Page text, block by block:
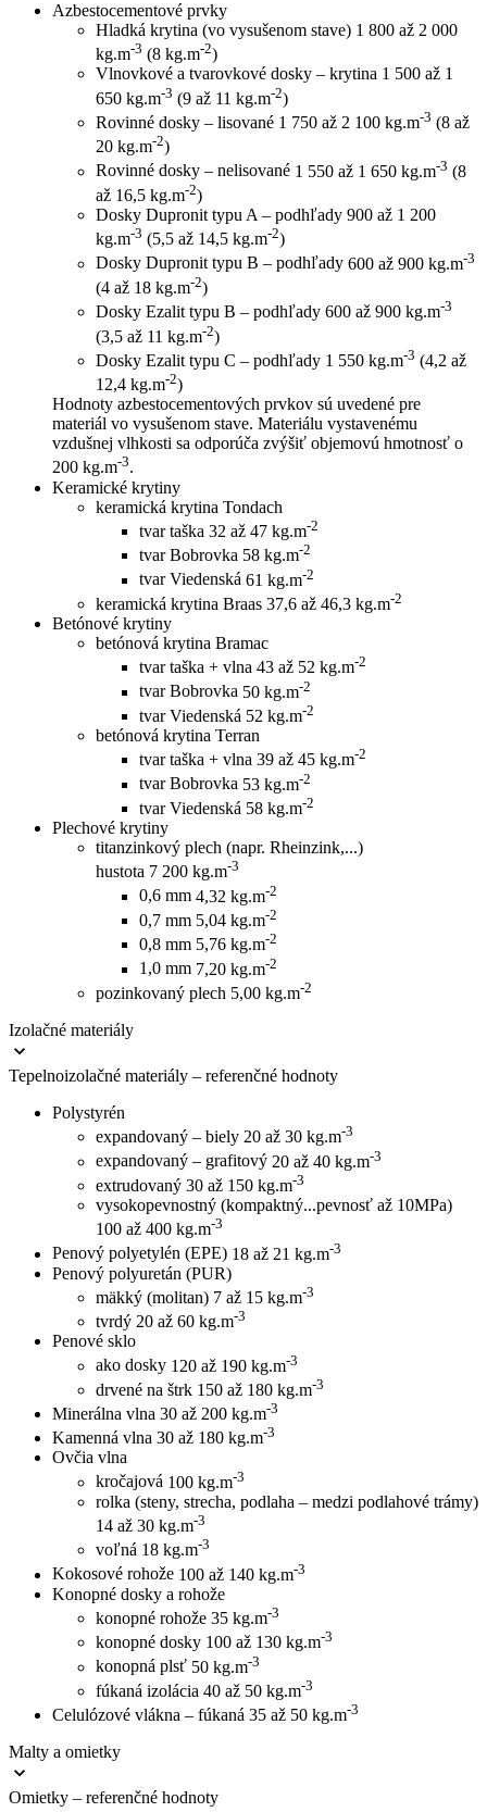
Azbestocementové prvky
Hladká krytina (vo vysušenom stave) 1 800 až 2 000
kg.m-3 (8 kg.m-2)
Vlnovkové a tvarovkové dosky – krytina 1 500 až 1
650 kg.m-3 (9 až 11 kg.m-2)
Rovinné dosky – lisované 1 750 až 2 100 kg.m-3 (8 až
20 kg.m-2)
Rovinné dosky – nelisované 1 550 až 1 650 kg.m-3 (8
až 16,5 kg.m-2)
Dosky Dupronit typu A – podhľady 900 až 1 200
kg.m-3 (5,5 až 14,5 kg.m-2)
Dosky Dupronit typu B – podhľady 600 až 900 kg.m-3
(4 až 18 kg.m-2)
Dosky Ezalit typu B – podhľady 600 až 900 kg.m-3
(3,5 až 11 kg.m-2)
Dosky Ezalit typu C – podhľady 1 550 kg.m-3 (4,2 až
12,4 kg.m-2)
Hodnoty azbestocementových prvkov sú uvedené pre
materiál vo vysušenom stave. Materiálu vystavenému
vzdušnej vlhkosti sa odporúča zvýšiť objemovú hmotnosť o
200 kg.m-3.
Keramické krytiny
keramická krytina Tondach
tvar taška 32 až 47 kg.m-2
tvar Bobrovka 58 kg.m-2
tvar Viedenská 61 kg.m-2
keramická krytina Braas 37,6 až 46,3 kg.m-2
Betónové krytiny
betónová krytina Bramac
tvar taška + vlna 43 až 52 kg.m-2
tvar Bobrovka 50 kg.m-2
tvar Viedenská 52 kg.m-2
betónová krytina Terran
tvar taška + vlna 39 až 45 kg.m-2
tvar Bobrovka 53 kg.m-2
tvar Viedenská 58 kg.m-2
Plechové krytiny
titanzinkový plech (napr. Rheinzink,...)
hustota 7 200 kg.m-3
0,6 mm 4,32 kg.m-2
0,7 mm 5,04 kg.m-2
0,8 mm 5,76 kg.m-2
1,0 mm 7,20 kg.m-2
pozinkovaný plech 5,00 kg.m-2
Izolačné materiály
Tepelnoizolačné materiály – referenčné hodnoty
Polystyrén
expandovaný – biely 20 až 30 kg.m-3
expandovaný – grafitový 20 až 40 kg.m-3
extrudovaný 30 až 150 kg.m-3
vysokopevnostný (kompaktný...pevnosť až 10MPa)
100 až 400 kg.m-3
Penový polyetylén (EPE) 18 až 21 kg.m-3
Penový polyuretán (PUR)
mäkký (molitan) 7 až 15 kg.m-3
tvrdý 20 až 60 kg.m-3
Penové sklo
ako dosky 120 až 190 kg.m-3
drvené na štrk 150 až 180 kg.m-3
Minerálna vlna 30 až 200 kg.m-3
Kamenná vlna 30 až 180 kg.m-3
Ovčia vlna
kročajová 100 kg.m-3
rolka (steny, strecha, podlaha – medzi podlahové trámy)
14 až 30 kg.m-3
voľná 18 kg.m-3
Kokosové rohože 100 až 140 kg.m-3
Konopné dosky a rohože
konopné rohože 35 kg.m-3
konopné dosky 100 až 130 kg.m-3
konopná plsť 50 kg.m-3
fúkaná izolácia 40 až 50 kg.m-3
Celulózové vlákna – fúkaná 35 až 50 kg.m-3
Malty a omietky
Omietky – referenčné hodnoty